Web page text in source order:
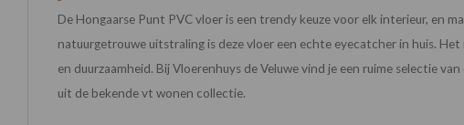
De Hongaarse Punt PVC vloer is een trendy keuze voor elk interieur, en
natuurgetrouwe uitstraling is deze vloer een echte eyecatcher in huis.
en duurzaamheid. Bij Vloerenhuys de Veluwe vind je een ruime selectie
uit de bekende vt wonen collectie.